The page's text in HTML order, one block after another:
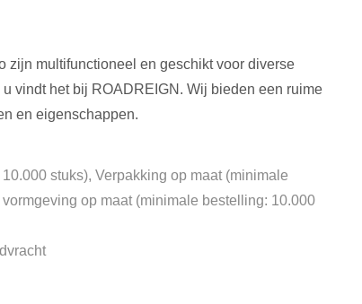
zijn multifunctioneel en geschikt voor diverse
vindt het bij ROADREIGN. Wij bieden een ruime
en eigenschappen.
stuks), Verpakking op maat (minimale
op maat (minimale bestelling: 10.000